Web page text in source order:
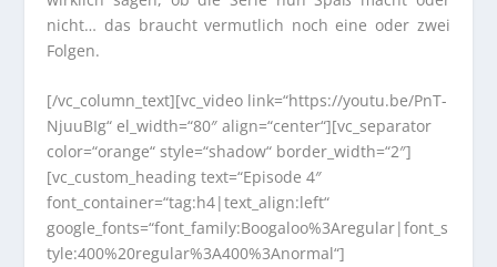
nicht… das braucht vermutlich noch eine oder zwei
Folgen.
[/vc_column_text][vc_video link=“https://youtu.be/PnT-
NjuuBIg“ el_width=“80″ align=“center“][vc_separator
color=“orange“ style=“shadow“ border_width=“2″]
[vc_custom_heading text=“Episode 4″
font_container=“tag:h4|text_align:left“
google_fonts=“font_family:Boogaloo%3Aregular|font_s
tyle:400%20regular%3A400%3Anormal“]